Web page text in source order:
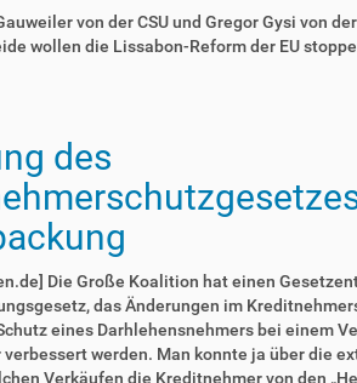
von der CSU und Gregor Gysi von
wollen die Lissabon-Reform der EU
des
Die Große Koalition hat einen
das Änderungen im
eines Darhlehensnehmers bei einem
werden. Man konnte ja über die
Verkäufen die Kreditnehmer von den